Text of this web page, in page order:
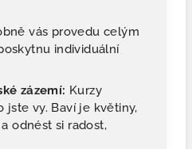
vás provedu celým
individuální
zázemí: Kurzy
jste vy. Baví je květiny,
odnést si radost,